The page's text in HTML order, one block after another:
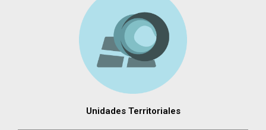
Unidades Territoriales